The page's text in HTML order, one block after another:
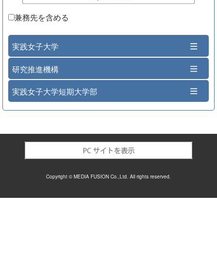
兼務先を含める
実践女子大学
研究推進機構
実践女子大学短期大学部
Copyright © MEDIA FUSION Co.,Ltd. All rights reserved.